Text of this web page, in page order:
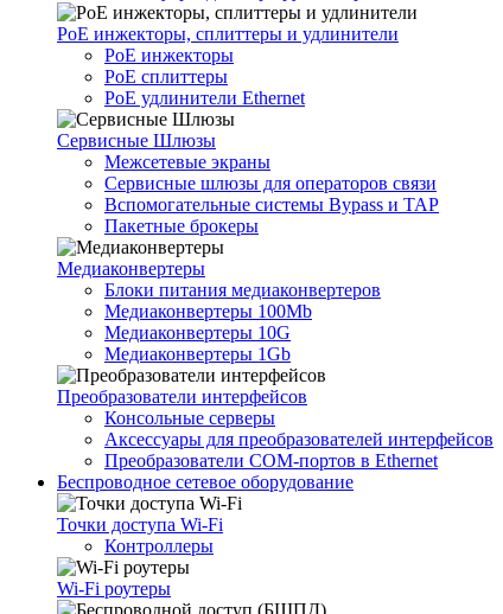
PoE инжекторы, сплиттеры и удлинители
PoE инжекторы
PoE сплиттеры
PoE удлинители Ethernet
Сервисные Шлюзы
Межсетевые экраны
Сервисные шлюзы для операторов связи
Вспомогательные системы Bypass и TAP
Пакетные брокеры
Медиаконвертеры
Блоки питания медиаконвертеров
Медиаконвертеры 100Mb
Медиаконвертеры 10G
Медиаконвертеры 1Gb
Преобразователи интерфейсов
Консольные серверы
Аксессуары для преобразователей интерфейсов
Преобразователи COM-портов в Ethernet
Беспроводное сетевое оборудование
Точки доступа Wi-Fi
Контроллеры
Wi-Fi роутеры